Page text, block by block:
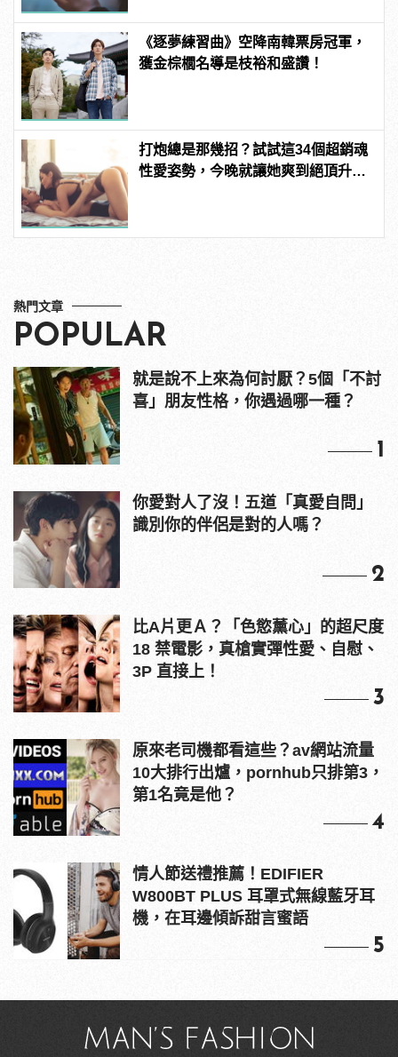
《逐夢練習曲》空降南韓票房冠軍，
獲金棕櫚名導是枝裕和盛讚！
打炮總是那幾招？試試這34個超銷魂
性愛姿勢，今晚就讓她爽到絕頂升
熱門文章
POPULAR
就是說不上來為何討厭？5個「不討
喜」朋友性格，你遇過哪一種？
1
你愛對人了沒！五道「真愛自問」
識別你的伴侶是對的人嗎？
2
比A片更Ａ？「色慾薰心」的超尺度
18 禁電影，真槍實彈性愛、自慰、
3P 直接上！
3
原來老司機都看這些？av網站流量
10大排行出爐，pornhub只排第3，
第1名竟是他？
4
情人節送禮推薦！EDIFIER
W800BT PLUS 耳罩式無線藍牙耳
機，在耳邊傾訴甜言蜜語
5